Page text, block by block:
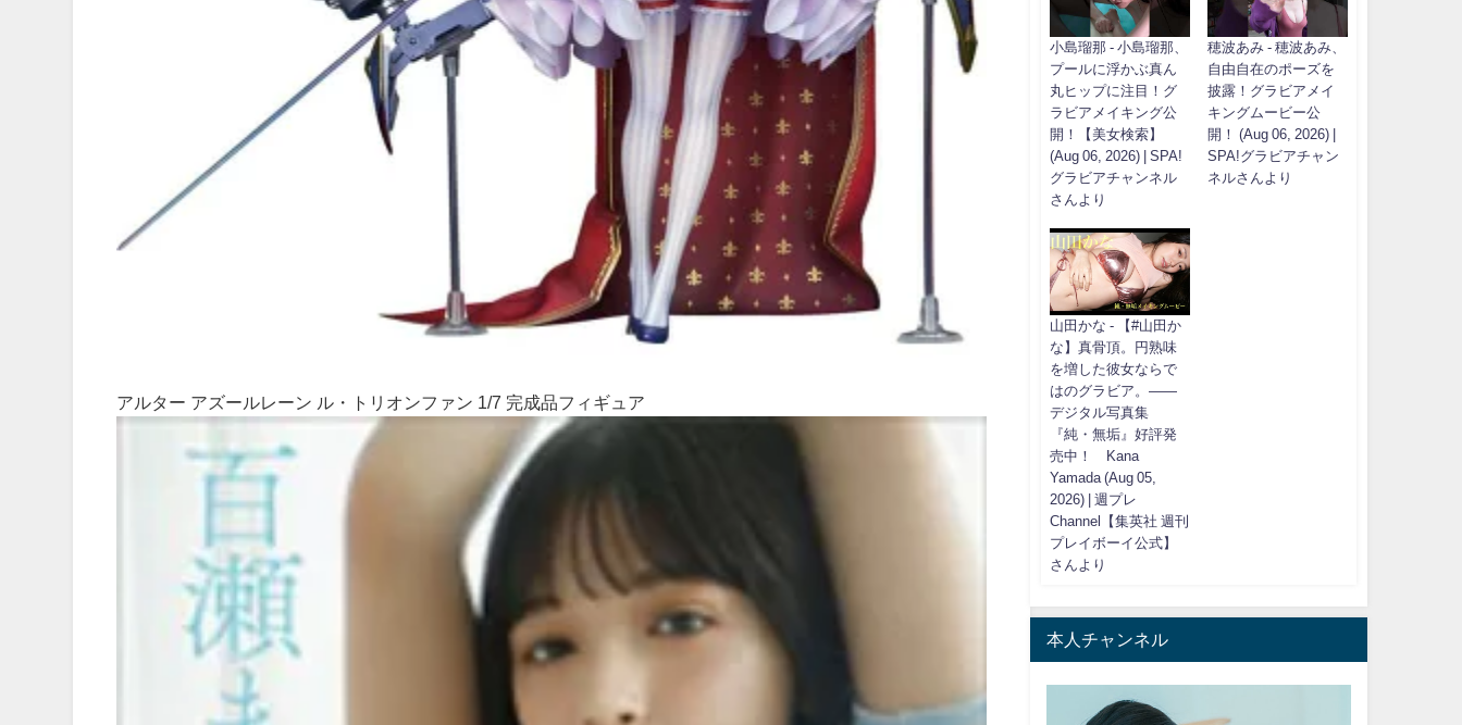
アルター アズールレーン ル・トリオンファン 1/7 完成品フィギュア
小島瑠那 - 小島瑠那、
プールに浮かぶ真ん
丸ヒップに注目！グ
ラビアメイキング公
開！【美女検索】
(Aug 06, 2026) | SPA!
グラビアチャンネル
さんより
穂波あみ - 穂波あみ、
自由自在のポーズを
披露！グラビアメイ
キングムービー公
開！ (Aug 06, 2026) |
SPA!グラビアチャン
ネルさんより
山田かな - 【#山田か
な】真骨頂。円熟味
を増した彼女ならで
はのグラビア。――
デジタル写真集
『純・無垢』好評発
売中！ Kana
Yamada (Aug 05,
2026) | 週プレ
Channel【集英社 週刊
プレイボーイ公式】
さんより
本人チャンネル